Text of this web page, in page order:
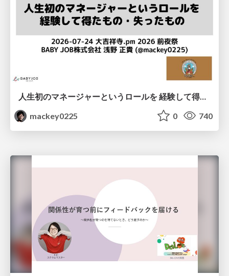
人生初のマネージャーというロールを 経験して得たもの・失ったもの / Reflections on My First Manager Role
mackey0225
0 740